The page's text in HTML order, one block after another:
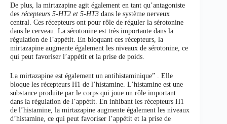
De plus, la mirtazapine agit également en tant qu’antagoniste
des récepteurs 5-HT2 et 5-HT3 dans le système nerveux
central. Ces récepteurs ont pour rôle de réguler la sérotonine
dans le cerveau. La sérotonine est très importante dans la
régulation de l’appétit. En bloquant ces récepteurs, la
mirtazapine augmente également les niveaux de sérotonine, ce
qui peut favoriser l’appétit et la prise de poids.
La mirtazapine est également un antihistaminique” . Elle
bloque les récepteurs H1 de l’histamine. L’histamine est une
substance produite par le corps qui joue un rôle important
dans la régulation de l’appétit. En inhibant les récepteurs H1
de l’histamine, la mirtazapine augmente également les niveaux
d’histamine, ce qui peut favoriser l’appétit et la prise de